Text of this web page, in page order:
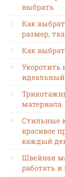
выбрать
Как
размер,
Как
Укоротить
идеальный
материала
Стильные
красивое
каждый
Швейная
работать